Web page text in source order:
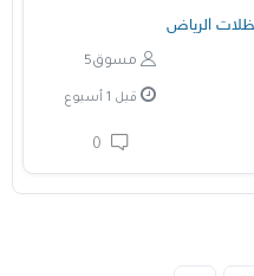
الرياض
مسوق5
قبل 1 أسبوع